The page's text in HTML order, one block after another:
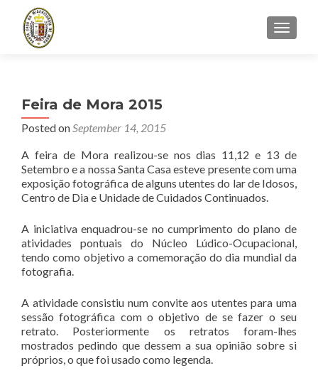
Feira de Mora 2015
Posted onSeptember 14, 2015
A feira de Mora realizou-se nos dias 11,12 e 13 de
Setembro e a nossa Santa Casa esteve presente com uma
exposição fotográfica de alguns utentes do lar de Idosos,
Centro de Dia e Unidade de Cuidados Continuados.
A iniciativa enquadrou-se no cumprimento do plano de
atividades pontuais do Núcleo Lúdico-Ocupacional,
tendo como objetivo a comemoração do dia mundial da
fotografia.
A atividade consistiu num convite aos utentes para uma
sessão fotográfica com o objetivo de se fazer o seu
retrato. Posteriormente os retratos foram-lhes
mostrados pedindo que dessem a sua opinião sobre si
próprios, o que foi usado como legenda.